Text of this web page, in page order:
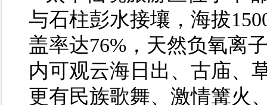
与石柱彭水接壤，海拔
盖率达76%，天然负氧离
内可观云海日出、古庙、
更有民族歌舞、激情篝火